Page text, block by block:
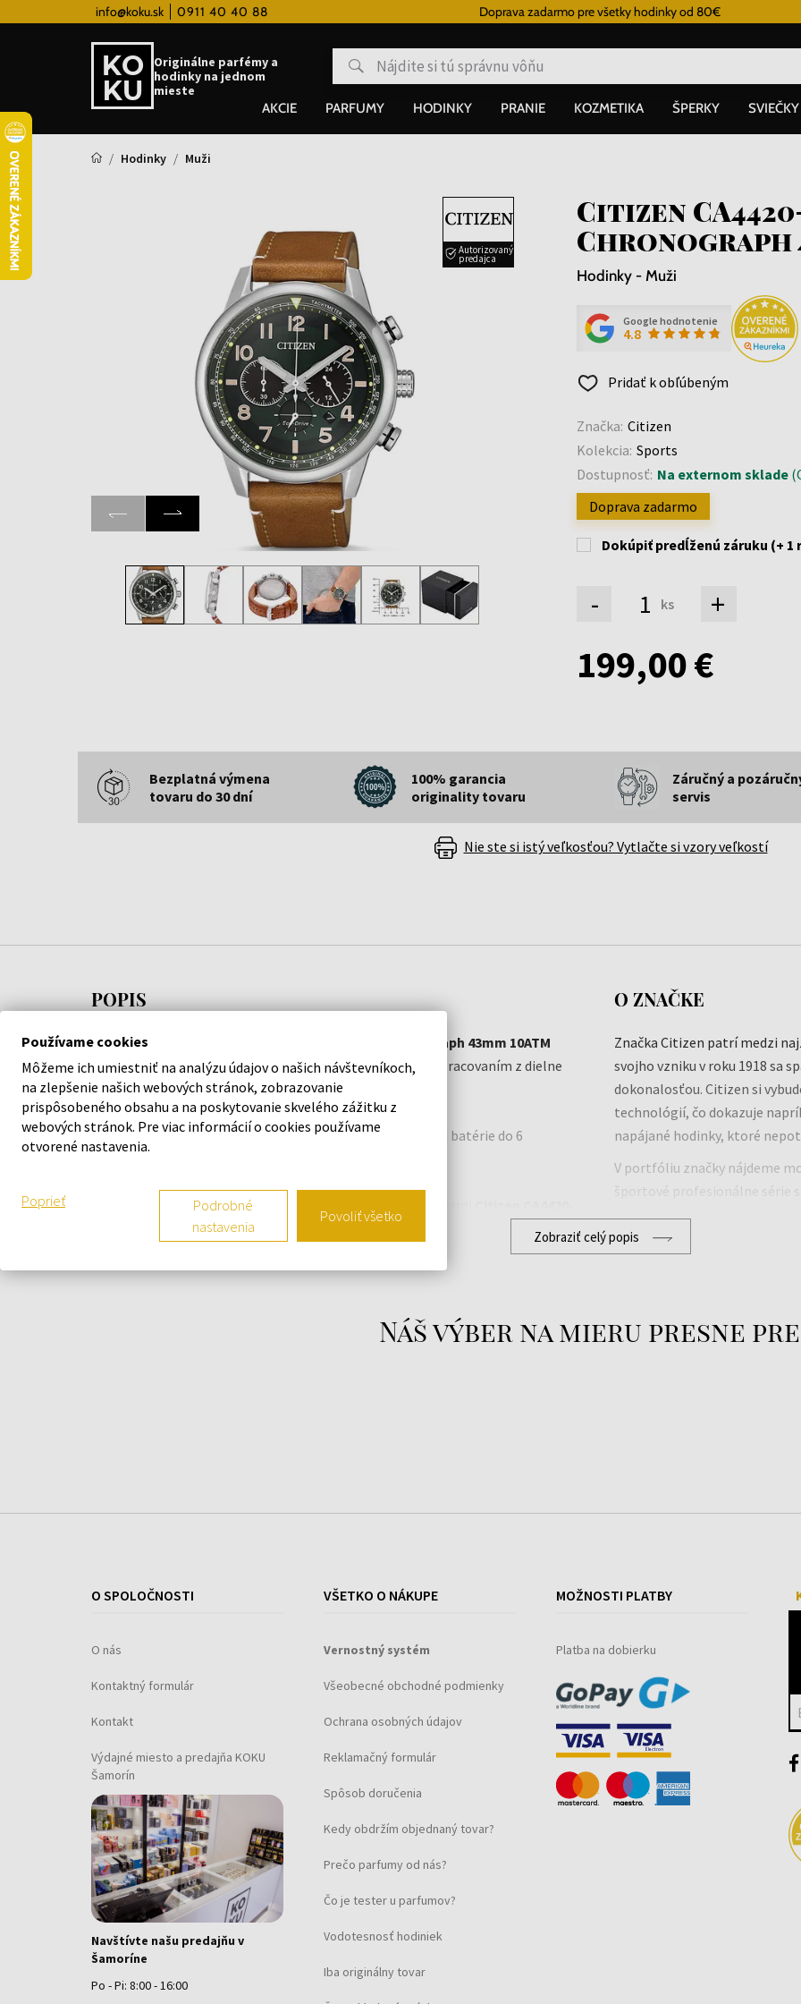
info@koku.sk 0911 40 40 88Vernostný systém Doprava zadarmo pre všetky hodinky od 80€
Originálne parfémy a
hodinky na jednom
mieste
AKCIE PARFUMY HODINKY PRANIE KOZMETIKA ŠPERKY SVIEČKY
Hodinky Muži
Autorizovaný
predajca
Citizen
Chronograph
Hodinky - Muži
Google hodnotenie
4.8
Pridať k obľúbeným
Značka: Citizen
Kolekcia: Sports
Dostupnosť: Na externom sklade
Doprava zadarmo
Dokúpiť predĺženú záruku (+ 1
- ks +
199,00 €
Bezplatná výmena
tovaru do 30 dní
100% garancia
originality tovaru
Záručný a
servis
Nie ste si istý veľkosťou? Vytlačte si vzory veľkostí
POPIS
Pánske hodinky
Citizen CA4420-21X Eco-Drive Chronograph 43mm 10ATM
vám pridajú na elegancii a podporia váš štýl. S kvalitným spracovaním z dielne
značkyCitizensa nemusíte obávať, že stúpite vedľa.
Garantujeme 100 % originalitu tovaru a bezplatnú výmenu batérie do 6
Tak neváhajte a vyšperkujte váš štýl s náramkovými hodinkami
21X Eco-Drive Chronograph 43mm 10ATM
Materiál puzdra: Nerezová oceľ
Šírka puzdra: 43
Osvetlenie: Iluminované ručičky, Iluminované indexy
Materiál remienka: Teľacia koža
Farba remienka: Hnedá
Šírka úchytu: 20
Spona: Spona s trnom
Maximálny obvod zápästia: 210
Hmotnosť položky: 0.08
Rozsah dodávky: Krabica, Návod, Balenie, Záručný doklad
O ZNAČKE
Značka Citizen patrí medzi
svojho vzniku v roku 1918 sa
dokonalosťou. Citizen si
technológií, čo dokazuje
napájané hodinky, ktoré
V portfóliu značky nájdeme
športové profesionálne série
čas a vysoká vodotesnosť.
ekologický prístup, čo ocenia
Eco-Drive elegant a
ľahkosťou a odolnosťou.
Zobraziť celý popis
Náš výber na mieru presne pre
O SPOLOČNOSTI
O nás
Kontaktný formulár
Kontakt
Výdajné miesto a predajňa KOKU
Šamorín
Navštívte našu predajňu v
Šamoríne
Po - Pi: 8:00 - 16:00
VŠETKO O NÁKUPE
Vernostný systém
Všeobecné obchodné podmienky
Ochrana osobných údajov
Reklamačný formulár
Spôsob doručenia
Kedy obdržím objednaný tovar?
Prečo parfumy od nás?
Čo je tester u parfumov?
Vodotesnosť hodiniek
Iba originálny tovar
MOŽNOSTI PLATBY
Platba na dobierku
Používame cookies
Môžeme ich umiestniť na analýzu údajov o našich návštevníkoch,
na zlepšenie našich webových stránok, zobrazovanie
prispôsobeného obsahu a na poskytovanie skvelého zážitku z
webových stránok. Pre viac informácií o cookies používame
otvorené nastavenia.
Poprieť
Podrobné
nastavenia
Povoliť všetko